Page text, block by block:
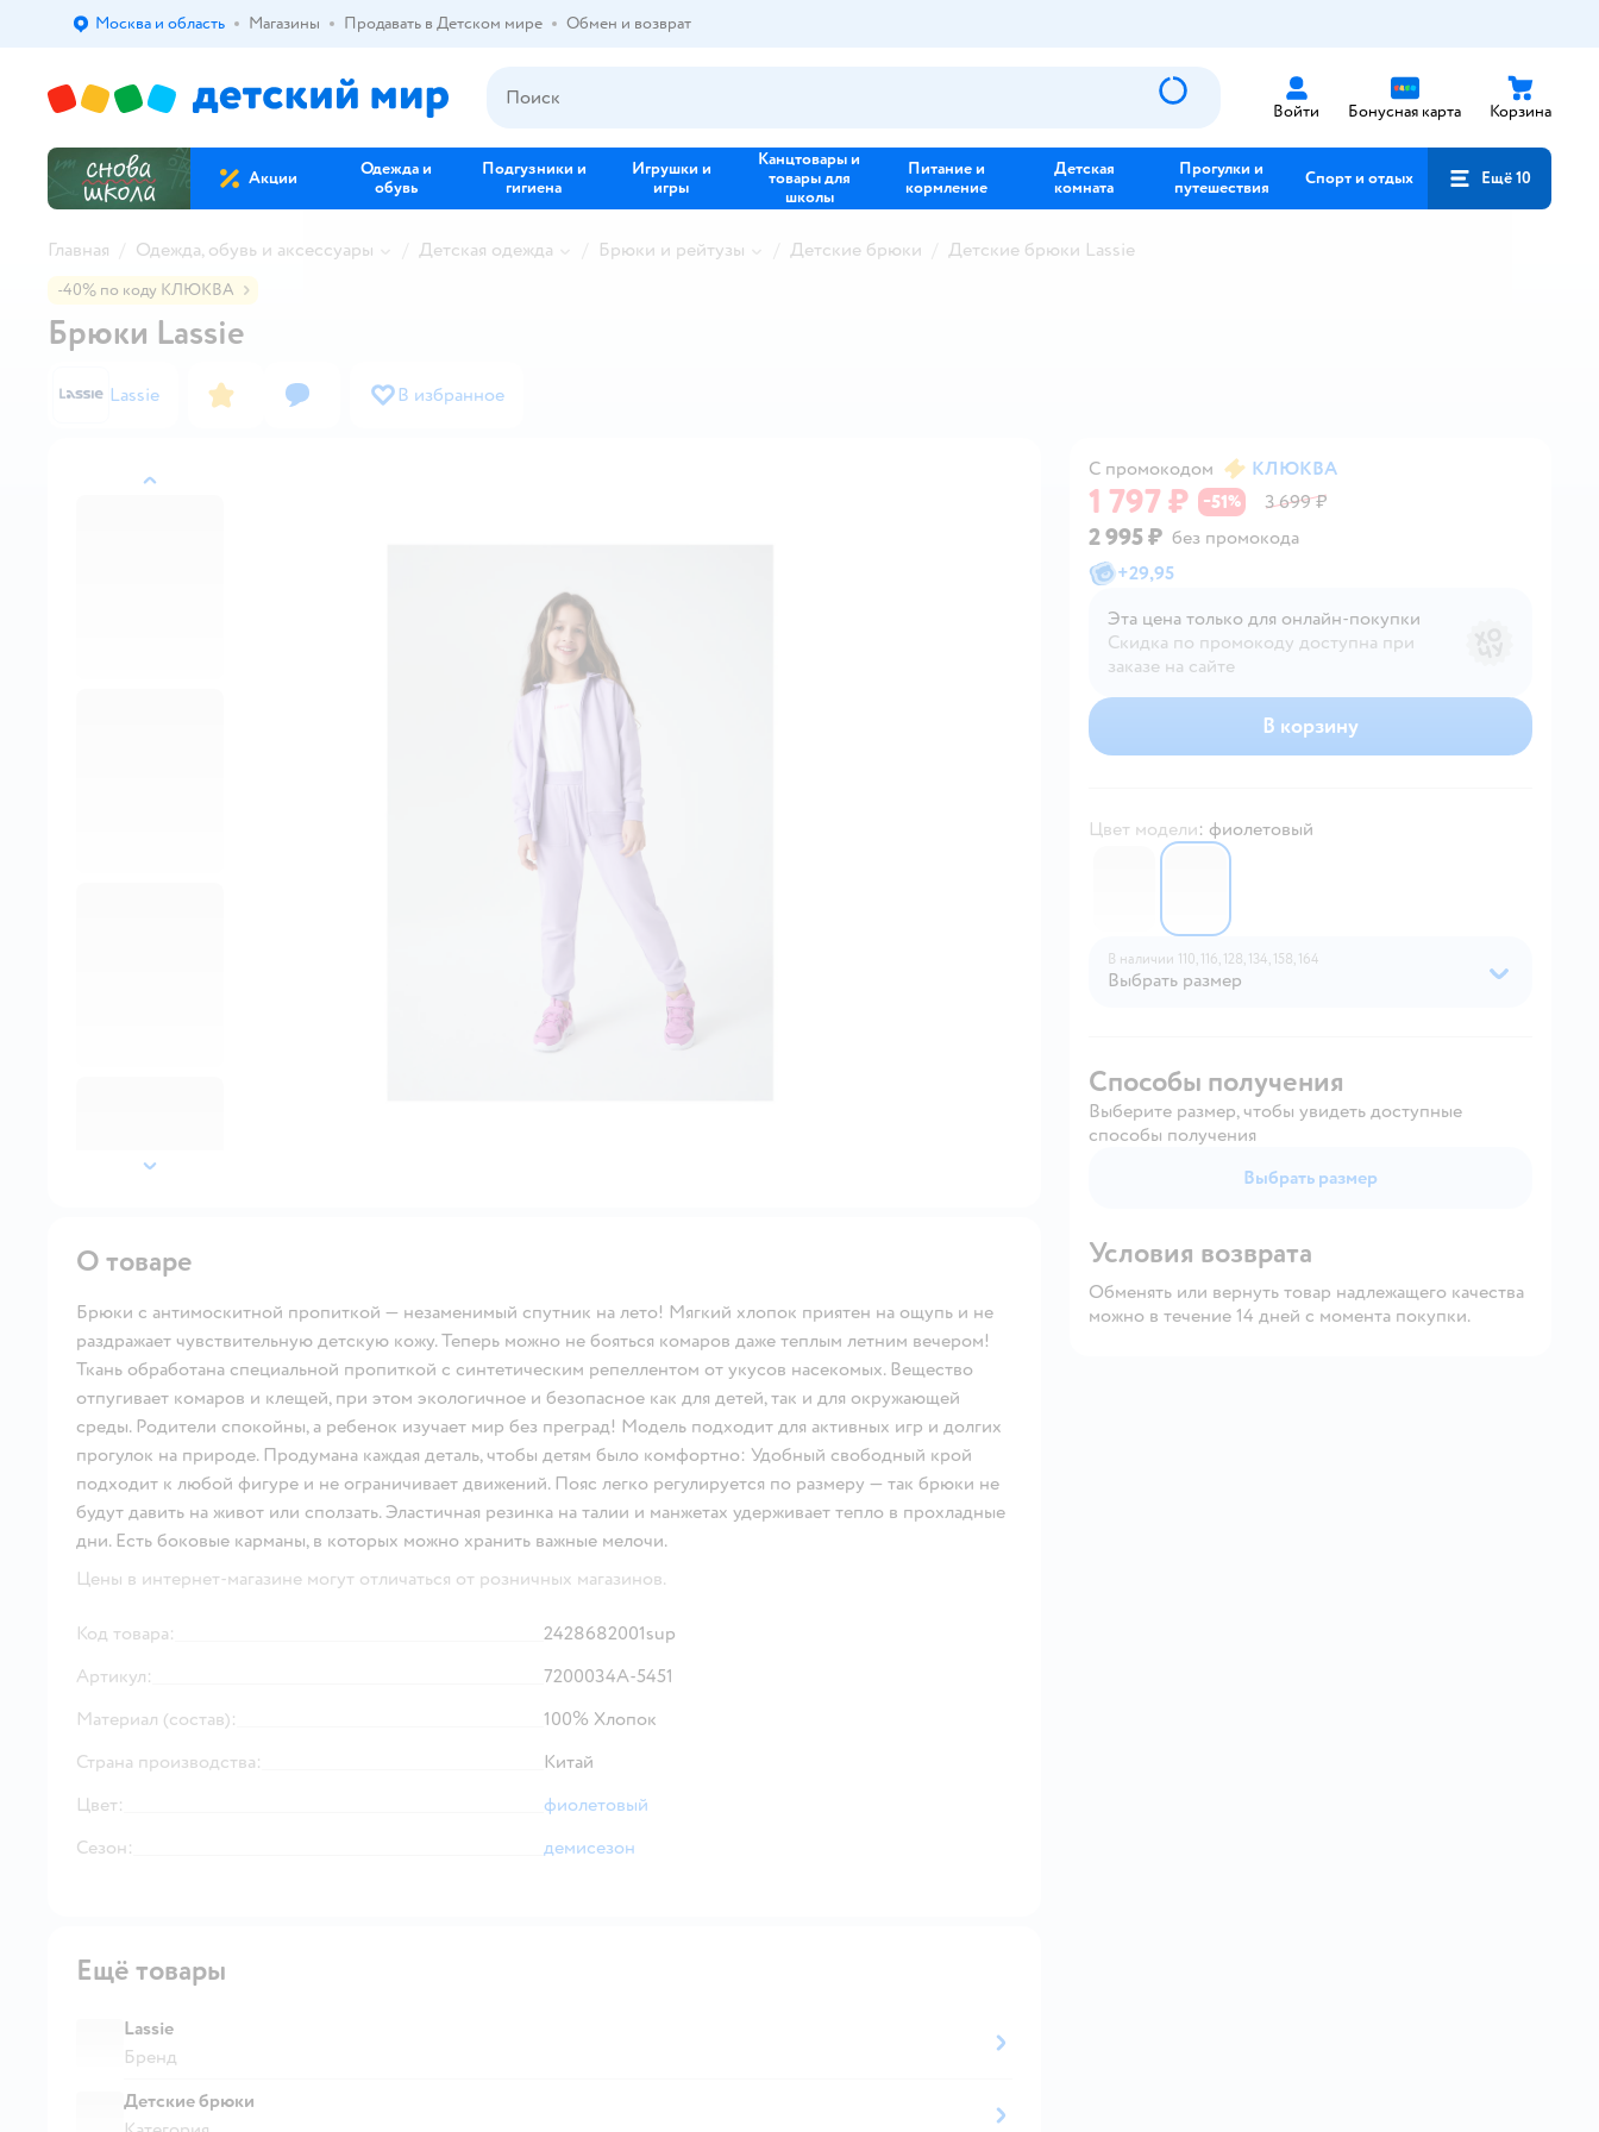
Выбор адреса доставки.
Москва и область Магазины Продавать в Детском мире Обмен и возврат
Войти Бонусная карта Корзина
Акции
Одежда и
обувь
Подгузники и
гигиена
Игрушки и
игры
Канцтовары и
товары для
школы
Питание и
кормление
Детская
комната
Прогулки и
путешествия
Спорт и отдых Ещё 10
Главная Одежда, обувь и аксессуары Детская одежда Брюки и рейтузы Детские брюки Детские брюки Lassie
назад
далее
-40% по коду КЛЮКВА
Брюки Lassie
Lassie В избранное
С промокодом КЛЮКВА
1 797 ₽ −51% 3 699 ₽
2 995 ₽ без промокода
+29,95
Эта цена только для онлайн‑покупки
Скидка по промокоду доступна при
заказе на сайте
В корзину
Цвет модели: фиолетовый
64447506444797
В наличии 110, 116, 128, 134, 158, 164
Выбрать размер
Способы получения
Выберите размер, чтобы увидеть доступные
способы получения
Выбрать размер
Условия возврата
Обменять или вернуть товар надлежащего качества
можно в течение 14 дней с момента покупки.
О товаре
Брюки с антимоскитной пропиткой — незаменимый спутник на лето! Мягкий хлопок приятен на ощупь и не
раздражает чувствительную детскую кожу. Теперь можно не бояться комаров даже теплым летним вечером!
Ткань обработана специальной пропиткой с синтетическим репеллентом от укусов насекомых. Вещество
отпугивает комаров и клещей, при этом экологичное и безопасное как для детей, так и для окружающей
среды. Родители спокойны, а ребенок изучает мир без преград! Модель подходит для активных игр и долгих
прогулок на природе. Продумана каждая деталь, чтобы детям было комфортно: Удобный свободный крой
подходит к любой фигуре и не ограничивает движений. Пояс легко регулируется по размеру — так брюки не
будут давить на живот или сползать. Эластичная резинка на талии и манжетах удерживает тепло в прохладные
дни. Есть боковые карманы, в которых можно хранить важные мелочи.
Цены в интернет-магазине могут отличаться от розничных магазинов.
Код товара:
2428682001sup
Артикул:
7200034A-5451
Материал (состав):
100% Хлопок
Страна производства:
Китай
Цвет:
фиолетовый
Сезон:
демисезон
Ещё товары
Lassie
Бренд
Детские брюки